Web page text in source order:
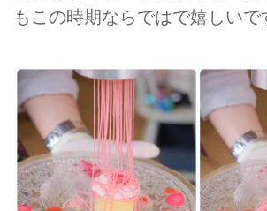
もこの時期ならではで嬉しいで